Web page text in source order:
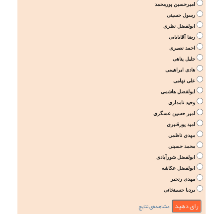
امیرحسین پورمحمد
رسول حسینی
ابولفضل نظری
رضا آقابابایی
احمد نصیری
جلیل پناهی
هادی ابراهیمی
علی تهامی
ابولفضل هاشمی
وحید نامداری
امیر حسین عسگری
امید پورقنبری
مهدی ناظمی
محمد حسینی
ابولفضل شورآبادی
ابولفضل عکاشه
مهدی رنجبر
بردیا حسینخانی
مشاهده‌ی نتایج